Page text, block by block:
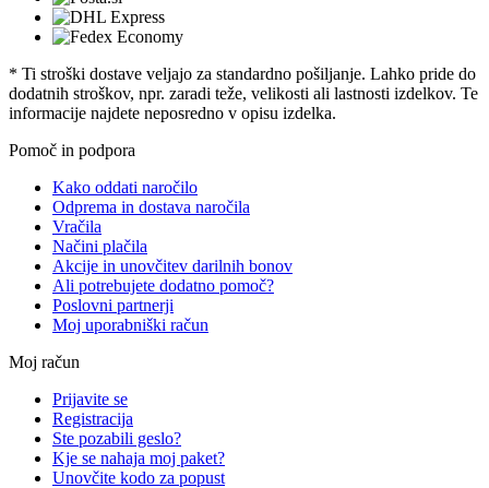
* Ti stroški dostave veljajo za standardno pošiljanje. Lahko pride do
dodatnih stroškov, npr. zaradi teže, velikosti ali lastnosti izdelkov. Te
informacije najdete neposredno v opisu izdelka.
Pomoč in podpora
Kako oddati naročilo
Odprema in dostava naročila
Vračila
Načini plačila
Akcije in unovčitev darilnih bonov
Ali potrebujete dodatno pomoč?
Poslovni partnerji
Moj uporabniški račun
Moj račun
Prijavite se
Registracija
Ste pozabili geslo?
Kje se nahaja moj paket?
Unovčite kodo za popust